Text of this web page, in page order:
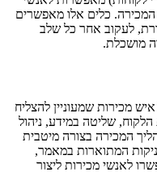
המכירה. כלים אלו מאפשרים
לעקוב אחר כל שלב
מושכלת.
מכירות שמעוניין להצליח
שליטה במידע, ניהול
המכירה בצורה מיטבית
המתוארות במאמר,
לאנשי מכירות ליצור